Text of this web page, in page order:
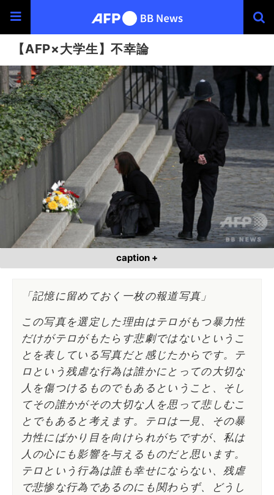
【AFP×大学生】不幸論
caption +
「記憶に留めておく一枚の報道写真」
この写真を選定した理由はテロがもつ暴力性
だけがテロがもたらす悲劇ではないというこ
とを表している写真だと感じたからです。テ
ロという残虐な行為は誰かにとっての大切な
人を傷つけるものでもあるということ、そし
てその誰かがその大切な人を思って悲しむこ
とでもあると考えます。テロは一見、その暴
力性にばかり目を向けられがちですが、私は
人の心にも影響を与えるものだと思います。
テロという行為は誰も幸せにならない、残虐
で悲惨な行為であるのにも関わらず、どうし